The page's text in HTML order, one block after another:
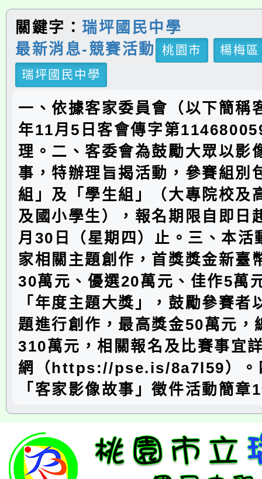
關鍵字： 瑞坪國民中學
最新消息-競賽活動
桃園市
楊梅區
瑞坪國民中學
一、依據客家委員會（以下簡稱
年11月5日客會傳字第
理。二、客委會為鼓勵大眾以影
事，特辦理旨揭活動，參賽組別
組」及「學生組」（大專院校及
及國小學生），報名期限自即日
月30日（星期四）止。三、本活
家相關主題創作，首獎獎金新臺
30萬元、優選20萬元、佳作5萬
「年度主題大獎」，鼓勵參賽者
題進行創作，最高獎金50萬元，
310萬元，相關報名及比賽事宜
網（https://pse.is/8a7l59）。
「客家影像故事」徵件活動簡章